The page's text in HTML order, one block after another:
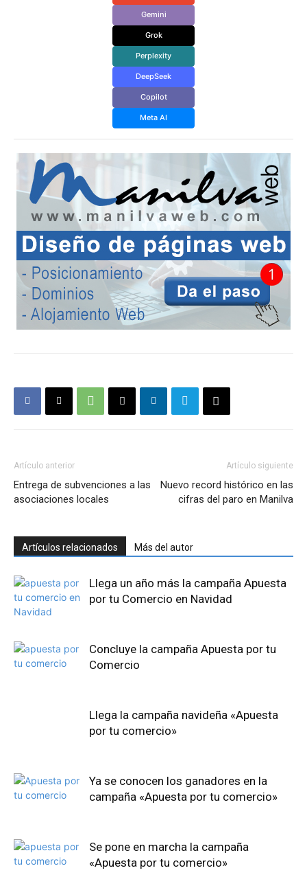
Gemini
Grok
Perplexity
DeepSeek
Copilot
Meta AI
Artículo anterior
Entrega de subvenciones a las
asociaciones locales
Artículo siguiente
Nuevo record histórico en las
cifras del paro en Manilva
Artículos relacionados Más del autor
Llega un año más la campaña Apuesta
por tu Comercio en Navidad
Concluye la campaña Apuesta por tu
Comercio
Llega la campaña navideña «Apuesta
por tu comercio»
Ya se conocen los ganadores en la
campaña «Apuesta por tu comercio»
Se pone en marcha la campaña
«Apuesta por tu comercio»